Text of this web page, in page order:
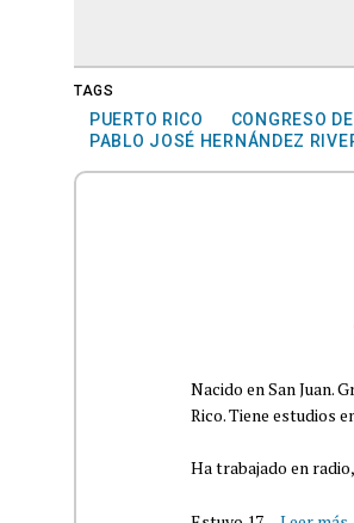
TAGS
PUERTO RICO CONGRESO
PABLO JOSÉ HERNÁNDEZ
Nacido en San Juan.
Rico. Tiene estudios
Ha trabajado en